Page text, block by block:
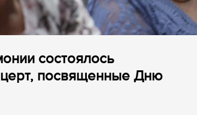
состоялось
посвященные Дню